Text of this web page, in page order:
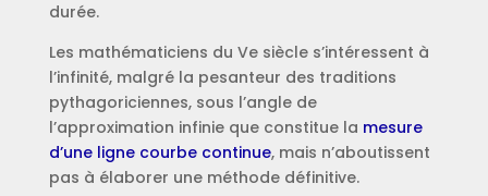
durée.
Les mathématiciens du Ve siècle s’intéressent à
l’infinité, malgré la pesanteur des traditions
pythagoriciennes, sous l’angle de
l’approximation infinie que constitue la mesure
d’une ligne courbe continue, mais n’aboutissent
pas à élaborer une méthode définitive.